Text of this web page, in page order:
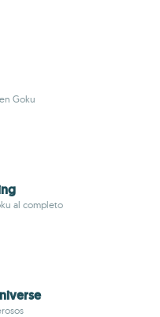
Goku
al completo